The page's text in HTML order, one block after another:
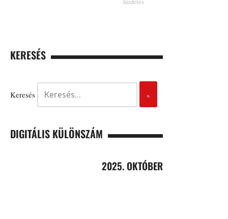
KERESÉS
Keresés
DIGITÁLIS KÜLÖNSZÁM
2025. OKTÓBER